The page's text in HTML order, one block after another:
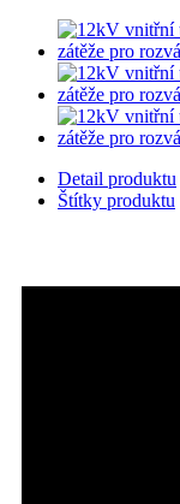
Detail produktu
Štítky produktu